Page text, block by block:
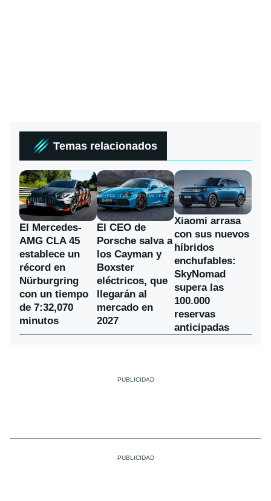
Temas relacionados
El Mercedes-
AMG CLA 45
establece un
récord en
Nürburgring
con un tiempo
de 7:32,070
minutos
El CEO de
Porsche salva a
los Cayman y
Boxster
eléctricos, que
llegarán al
mercado en
2027
Xiaomi arrasa
con sus nuevos
híbridos
enchufables:
SkyNomad
supera las
100.000
reservas
anticipadas